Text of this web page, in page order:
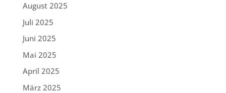
August 2025
Juli 2025
Juni 2025
Mai 2025
April 2025
März 2025